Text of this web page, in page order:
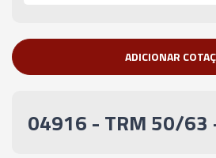
ADICIONAR
04916 - TRM 50/63